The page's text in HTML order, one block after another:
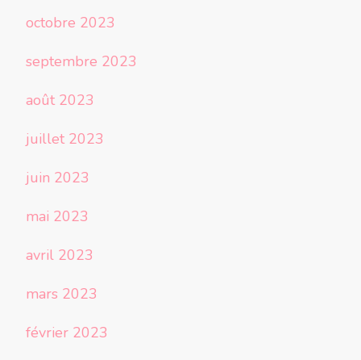
octobre 2023
septembre 2023
août 2023
juillet 2023
juin 2023
mai 2023
avril 2023
mars 2023
février 2023